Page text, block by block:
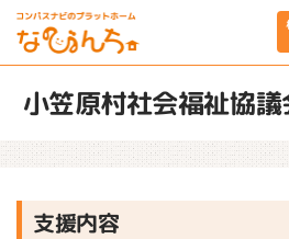
小笠原村社会福祉協
支援内容